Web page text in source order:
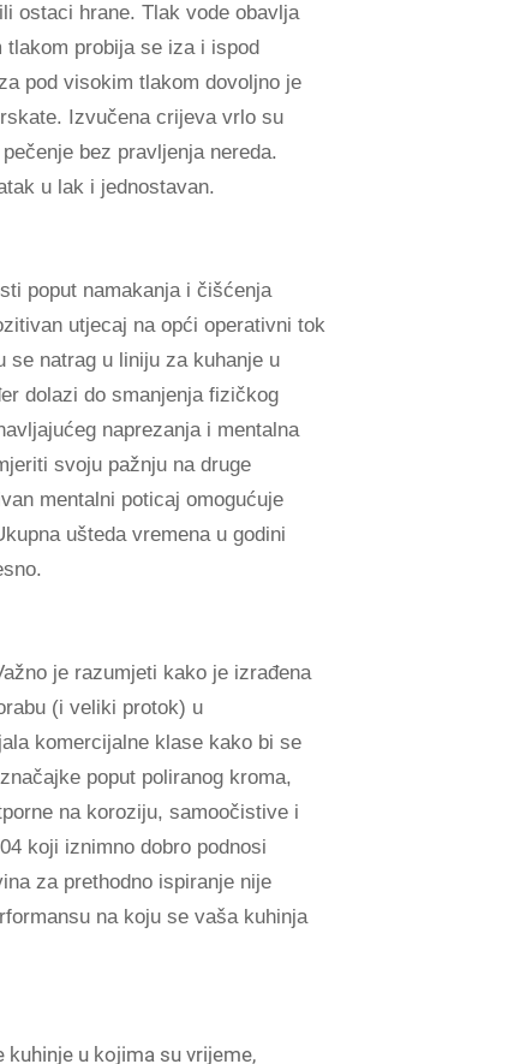
ostaci hrane. Tlak vode obavlja
probija se iza i ispod
pod visokim tlakom dovoljno je
Izvučena crijeva vrlo su
bez pravljenja nereda.
u lak i jednostavan.
poput namakanja i čišćenja
utjecaj na opći operativni tok
se natrag u liniju za kuhanje u
dolazi do smanjenja fizičkog
naprezanja i mentalna
svoju pažnju na druge
mentalni poticaj omogućuje
ušteda vremena u godini
je razumjeti kako je izrađena
(i veliki protok) u
komercijalne klase kako bi se
poput poliranog kroma,
na koroziju, samoočistive i
koji iznimno dobro podnosi
za prethodno ispiranje nije
na koju se vaša kuhinja
kuhinje u kojima su vrijeme,